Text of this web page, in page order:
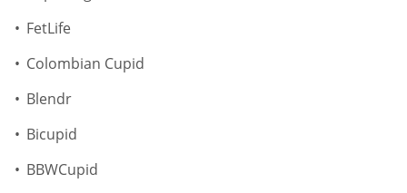
FetLife
Colombian Cupid
Blendr
Bicupid
BBWCupid